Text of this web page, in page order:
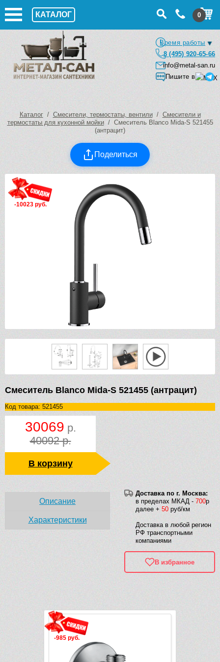
КАТАЛОГ 0
Время работы
8 (495) 920-65-66
info@metal-san.ru
Пишите в
Каталог/ Смесители, термостаты, вентили/ Смесители и
термостаты для кухонной мойки/ Смеситель Blanco Mida-S 521455
(антрацит)
Поделиться
-10023 руб.
Смеситель Blanco Mida-S 521455 (антрацит)
Код товара: 521455
30069 р.
40092 р.
В корзину
Доставка по г. Москва:
в пределах МКАД - 700р
далее + 50 руб/км
Доставка в любой регион
РФ транспортными
компаниями
В избранное
Описание
Характеристики
Видео
-985 руб.